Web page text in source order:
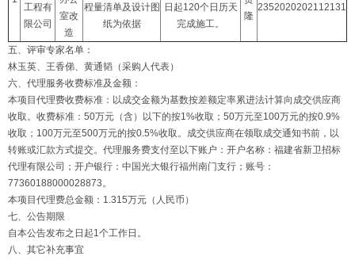
工程有
限公司
室改
造
程量清单及设计图
纸为依据
日起120个日历天
完成施工。
隆
2352020202112131
五、评审专家名单：
林玉英、王香俤、黄通韬（采购人代表）
六、代理服务收费标准及金额：
本项目代理费收费标准：以成交金额为基数按差额定率累进法计算向成交供应商
收取。收费标准：50万元（含）以下的按1%收取；50万元至100万元的按0.9%
收取；100万元至500万元的按0.5%收取。成交供应商在领取成交通知书前，以
转账或汇款方式提交。代理服务费支付至以下账户：开户名称：福建省新卫招标
代理有限公司；开户银行：中国光大银行福州南门支行；账号：
77360188000028873。
本项目代理费总金额：1.315万元（人民币）
七、公告期限
自本公告发布之日起1个工作日。
八、其它补充事宜